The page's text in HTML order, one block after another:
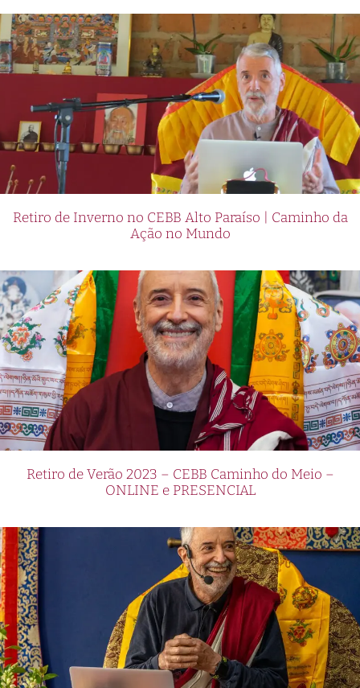
Retiro de Inverno no CEBB Alto Paraíso | Caminho da
Ação no Mundo
Retiro de Verão 2023 – CEBB Caminho do Meio –
ONLINE e PRESENCIAL